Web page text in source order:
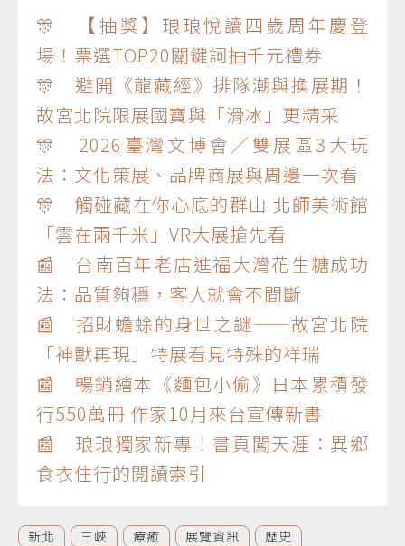
🎊 【抽獎】琅琅悅讀四歲周年慶登
場！票選TOP20關鍵詞抽千元禮券
🎊 避開《龍藏經》排隊潮與換展期！
故宮北院限展國寶與「滑冰」更精采
🎊 2026臺灣文博會／雙展區3大玩
法：文化策展、品牌商展與周邊一次看
🎊 觸碰藏在你心底的群山 北師美術館
「雲在兩千米」VR大展搶先看
📰 台南百年老店進福大灣花生糖成功
法：品質夠穩，客人就會不間斷
📰 招財蟾蜍的身世之謎——故宮北院
「神獸再現」特展看見特殊的祥瑞
📰 暢銷繪本《麵包小偷》日本累積發
行550萬冊 作家10月來台宣傳新書
📰 琅琅獨家新專！書頁闖天涯：異鄉
食衣住行的閱讀索引
新北 三峽 療癒 展覽資訊 歷史